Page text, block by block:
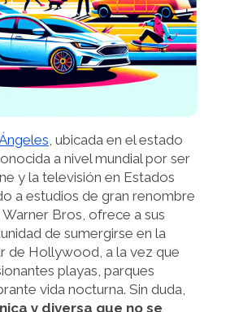
, ubicada en el estado
a nivel mundial por ser
y la televisión en Estados
a estudios de gran renombre
Bros, ofrece a sus
de sumergirse en la
de Hollywood, a la vez que
playas, parques
vida nocturna. Sin duda,
y diversa que no se